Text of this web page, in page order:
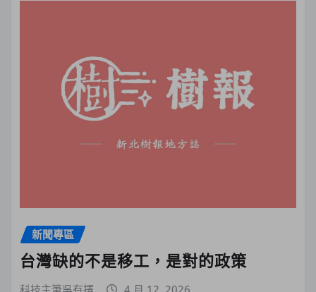
新聞專區
台灣缺的不是移工，是對的政策
科技主筆吳有擇 4 月 12, 2026